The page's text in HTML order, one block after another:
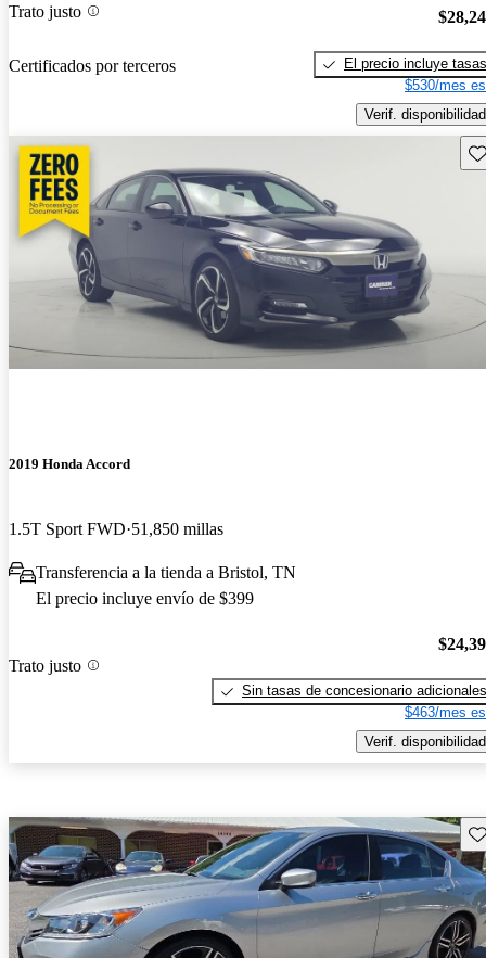
Trato justo
Certificados por terceros
El precio incluye tasas
$530/mes
Verif. disponibilidad
2019 Honda Accord
1.5T Sport FWD 51,850 millas
Transferencia a la tienda a Bristol, TN
El precio incluye envío de $399
Trato justo
Sin tasas de concesionario adicionales
$463/mes
Verif. disponibilidad